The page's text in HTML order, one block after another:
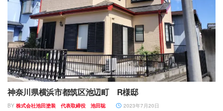
神奈川県横浜市都筑区池辺町 R様邸
BY 株式会社池田塗装 代表取締役 池田聡 2023年7月20日